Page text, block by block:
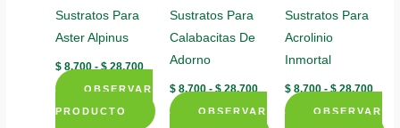
Sustratos Para
Aster Alpinus
$ 8.700 - $28.700 Rango
precios:
desde
$ 8.700
OBSERVAR
PRODUCTO
Sustratos Para
Calabacitas De
Adorno
$ 8.700 - $28.700 Rango
precios:
OBSERVAR
Sustratos Para
Acrolinio
Inmortal
$8.700 - $28.700
OBSERVAR